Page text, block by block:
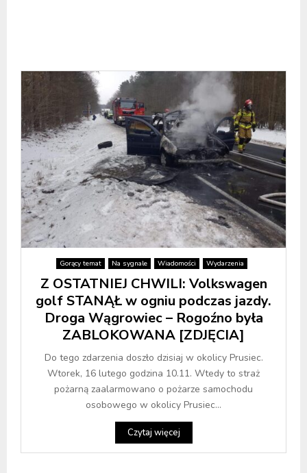
Gorący temat Na sygnale Wiadomości Wydarzenia
Z OSTATNIEJ CHWILI: Volkswagen
golf STANĄŁ w ogniu podczas jazdy.
Droga Wągrowiec – Rogoźno była
ZABLOKOWANA [ZDJĘCIA]
Do tego zdarzenia doszło dzisiaj w okolicy Prusiec.
Wtorek, 16 lutego godzina 10.11. Wtedy to straż
pożarną zaalarmowano o pożarze samochodu
osobowego w okolicy Prusiec...
Czytaj więcej